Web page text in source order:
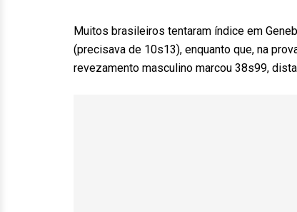
Muitos brasileiros tentaram índice em
(precisava de 10s13), enquanto que, na
revezamento masculino marcou 38s99,